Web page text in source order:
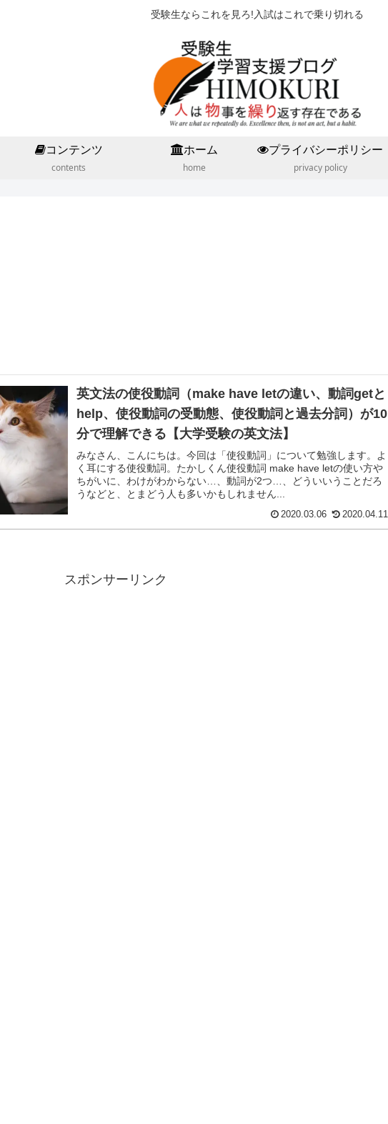
受験生ならこれを見ろ!入試はこれで乗り切れる
コンテンツ
contents
ホーム
home
プライバシーポリシー
privacy policy
英文法の使役動詞（make have letの違い、動詞getと
help、使役動詞の受動態、使役動詞と過去分詞）が10
分で理解できる【大学受験の英文法】
みなさん、こんにちは。今回は「使役動詞」について勉強します。よ
く耳にする使役動詞。たかしくん使役動詞 make have letの使い方や
ちがいに、わけがわからない…、動詞が2つ…、どういいうことだろ
うなどと、とまどう人も多いかもしれません...
2020.03.06 2020.04.11
スポンサーリンク